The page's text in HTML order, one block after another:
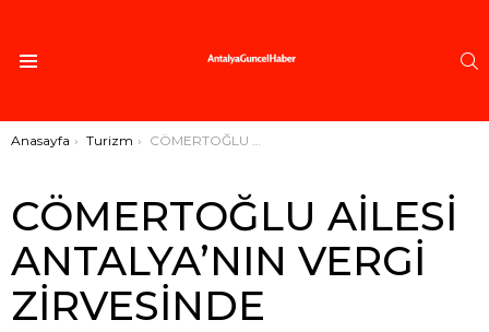
Buradasınız:
Anasayfa Turizm CÖMERTOĞLU AİLESİ ANTALYA’NIN VERGİ ZİRVESİNDE
CÖMERTOĞLU AİLESİ
ANTALYA’NIN VERGİ
ZİRVESİNDE